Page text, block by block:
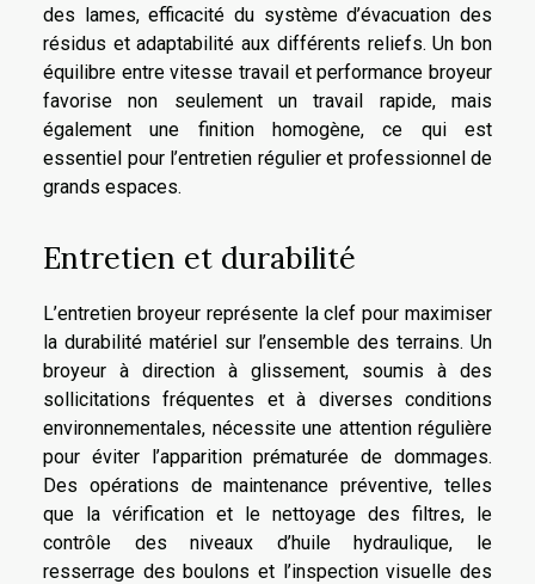
des lames, efficacité du système d’évacuation des
résidus et adaptabilité aux différents reliefs. Un bon
équilibre entre vitesse travail et performance broyeur
favorise non seulement un travail rapide, mais
également une finition homogène, ce qui est
essentiel pour l’entretien régulier et professionnel de
grands espaces.
Entretien et durabilité
L’entretien broyeur représente la clef pour maximiser
la durabilité matériel sur l’ensemble des terrains. Un
broyeur à direction à glissement, soumis à des
sollicitations fréquentes et à diverses conditions
environnementales, nécessite une attention régulière
pour éviter l’apparition prématurée de dommages.
Des opérations de maintenance préventive, telles
que la vérification et le nettoyage des filtres, le
contrôle des niveaux d’huile hydraulique, le
resserrage des boulons et l’inspection visuelle des